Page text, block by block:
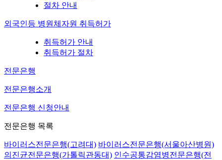
절차 안내
외국인등 병원체자원 취득허가
취득허가 안내
취득허가 절차
전문은행
전문은행소개
전문은행 신청안내
전문은행 목록
바이러스전문은행(고려대) 바이러스전문은행(서울아산병원)
의진균전문은행(가톨릭관동대) 인수공통감염병전문은행(전